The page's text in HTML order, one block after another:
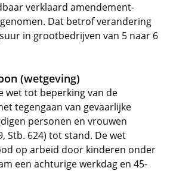
verklaard amendement-
Dat betrof verandering
in grootbedrijven van 5 naar 6
(wetgeving)
wet tot beperking van de
tegengaan van gevaarlijke
personen en vrouwen
Stb. 624) tot stand. De wet
op arbeid door kinderen onder
een achturige werkdag en 45-